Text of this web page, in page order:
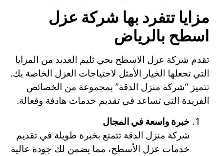
مزايا تتفرد بها شركة عزل
اسطح بالرياض
تقدم شركة عزل الاسطح بحي ثليم العديد من المزايا
التي تجعلها الخيار الأمثل لاحتياجات العزل الخاصة بك.
تتميز “شركة منزل الدقة” بمجموعة من الخصائص
الفريدة التي تساعد في تقديم خدمات هادفة وفعالة.
خبرة واسعة في المجال
شركة منزل الدقة تتمتع بخبرة طويلة في تقديم
خدمات عزل الأسطح، مما يضمن لك جودة عالية